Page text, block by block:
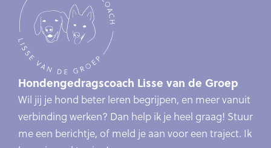
Hondengedragscoach Lisse van de Groep
Wil jij je hond beter leren begrijpen, en meer vanuit
verbinding werken? Dan help ik je heel graag! Stuur
me een berichtje, of meld je aan voor een traject. Ik